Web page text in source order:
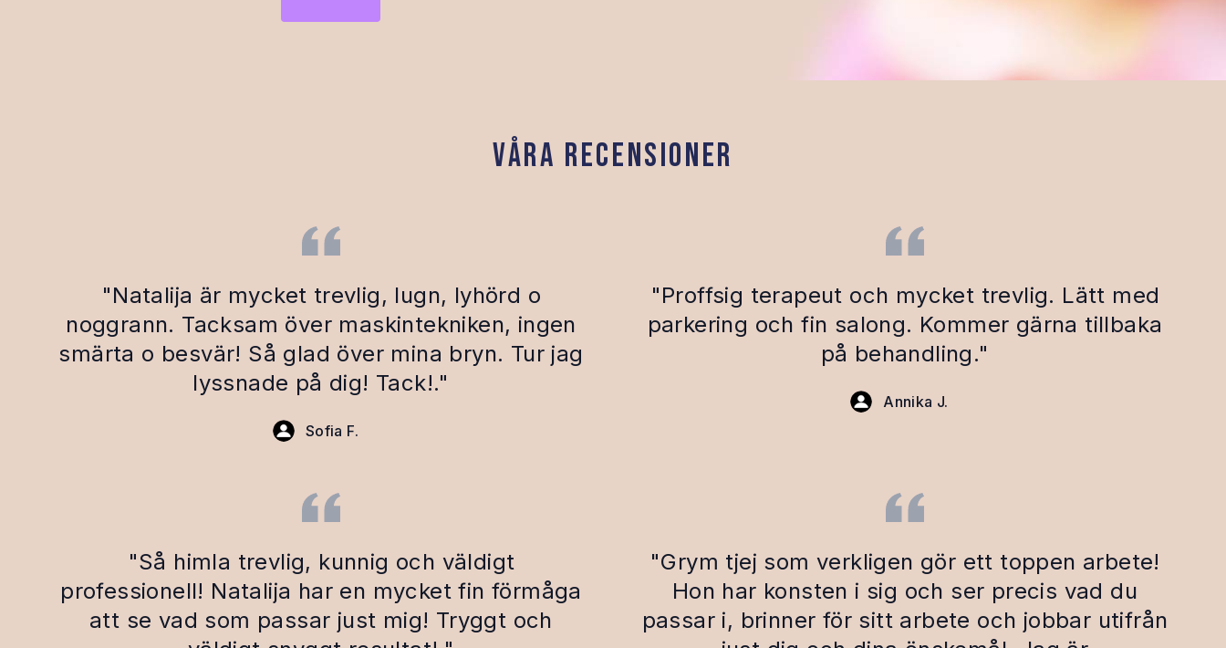
Våra recensioner
"Natalija är mycket trevlig, lugn, lyhörd o
noggrann. Tacksam över maskintekniken, ingen
smärta o besvär! Så glad över mina bryn. Tur jag
lyssnade på dig! Tack!."
Sofia F.
"Proffsig terapeut och mycket trevlig. Lätt med
parkering och fin salong. Kommer gärna tillbaka
på behandling."
Annika J.
"Så himla trevlig, kunnig och väldigt
professionell! Natalija har en mycket fin förmåga
att se vad som passar just mig! Tryggt och
"Grym tjej som verkligen gör ett toppen arbete!
Hon har konsten i sig och ser precis vad du
passar i, brinner för sitt arbete och jobbar utifrån